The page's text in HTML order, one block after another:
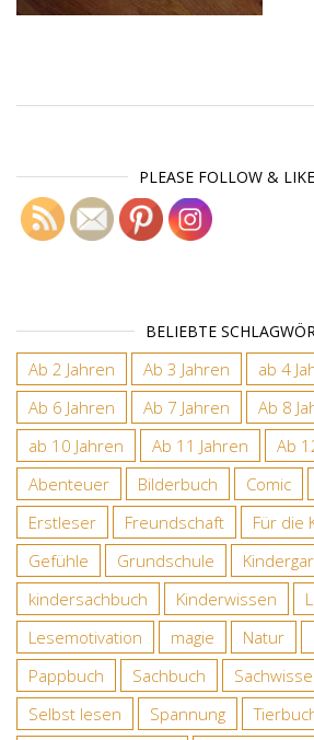
PLEASE FOLLOW &
BELIEBTE
Ab 2 Jahren Ab 3 Jahren ab 4
Ab 6 Jahren
Ab 7 Jahren Ab 8
ab 10 Jahren
Ab 11 Jahren
Ab
Abenteuer
Bilderbuch Comic
Erstleser
Freundschaft
Für die
Gefühle
Grundschule
kindersachbuch
Kinderwissen
Lesemotivation
magie Natur
Pappbuch
Sachbuch
Selbst lesen
Spannung